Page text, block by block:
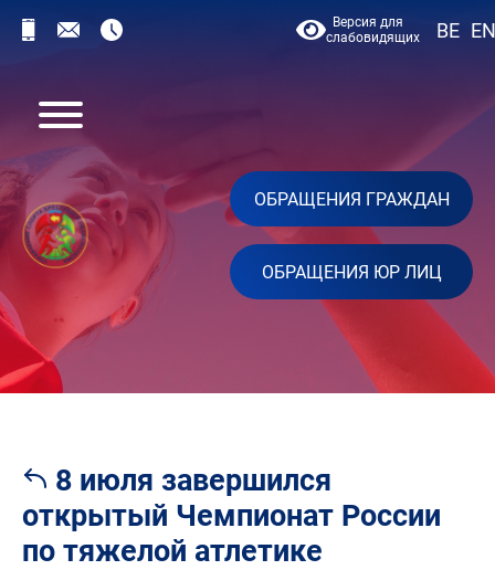
Версия для
слабовидящих
BE EN
ОБРАЩЕНИЯ ГРАЖДАН
ОБРАЩЕНИЯ ЮР ЛИЦ
8 июля завершился
открытый Чемпионат России
по тяжелой атлетике